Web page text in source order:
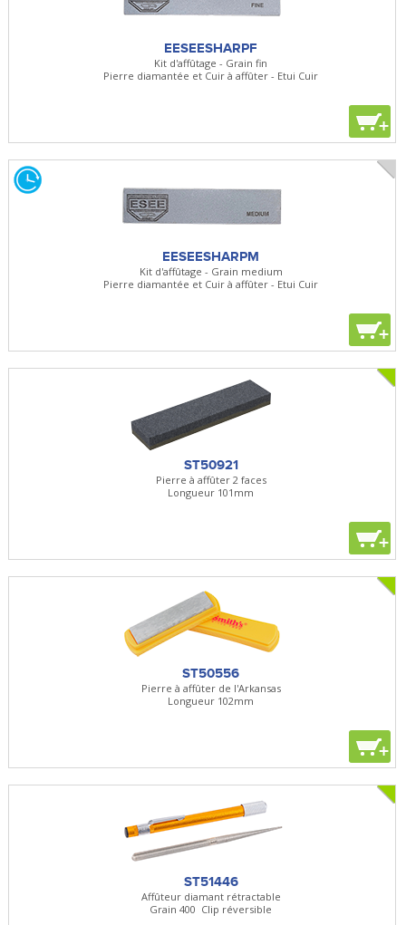
EESEESHARPF
Kit d'affûtage - Grain fin
Pierre diamantée et Cuir à affûter - Etui Cuir
+
EESEESHARPM
Kit d'affûtage - Grain medium
Pierre diamantée et Cuir à affûter - Etui Cuir
+
ST50921
Pierre à affûter 2 faces
Longueur 101mm
+
ST50556
Pierre à affûter de l'Arkansas
Longueur 102mm
+
ST51446
Affûteur diamant rétractable
Grain 400  Clip réversible